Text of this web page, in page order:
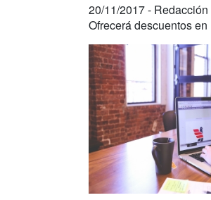
20/11/2017 - Redacción
Ofrecerá descuentos